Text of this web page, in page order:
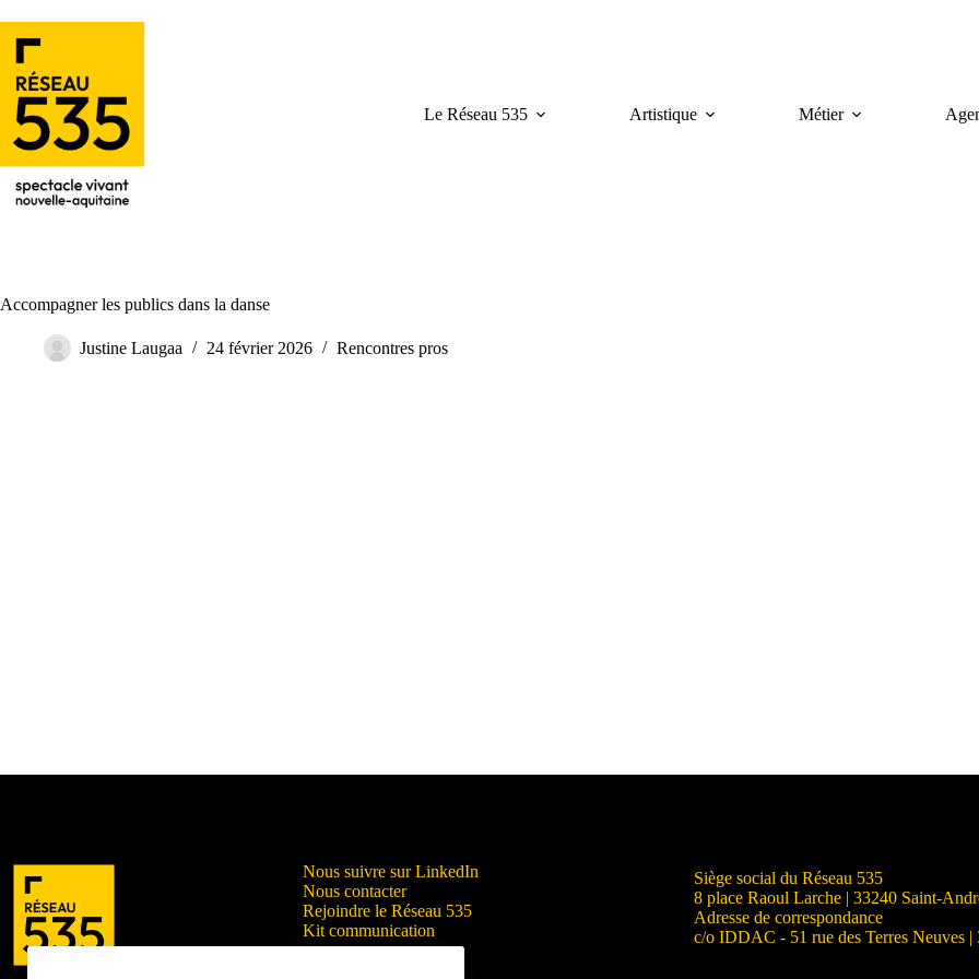
Le Réseau 535 Artistique Métier
Accompagner les publics dans la danse
Justine Laugaa 24 février 2026 Rencontres pros
Nous suivre sur LinkedIn
Nous contacter
Rejoindre le Réseau 535
Kit communication
Siège social du Réseau 535
8 place Raoul Larche | 33240 Saint-
Adresse de correspondance
c/o IDDAC - 51 rue des Terres Neuves |